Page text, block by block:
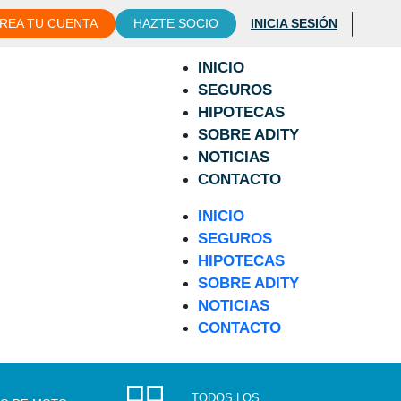
TU CUENTA HAZTE SOCIO INICIA SESIÓN
INICIO
SEGUROS
HIPOTECAS
SOBRE ADITY
NOTICIAS
CONTACTO
INICIO
SEGUROS
HIPOTECAS
SOBRE ADITY
NOTICIAS
CONTACTO
TODOS LOS